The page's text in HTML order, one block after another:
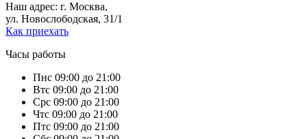
Наш адрес: г. Москва,
ул. Новослободская, 31/1
Как приехать
Часы работы
Пнс 09:00 до 21:00
Втс 09:00 до 21:00
Срс 09:00 до 21:00
Чтс 09:00 до 21:00
Птс 09:00 до 21:00